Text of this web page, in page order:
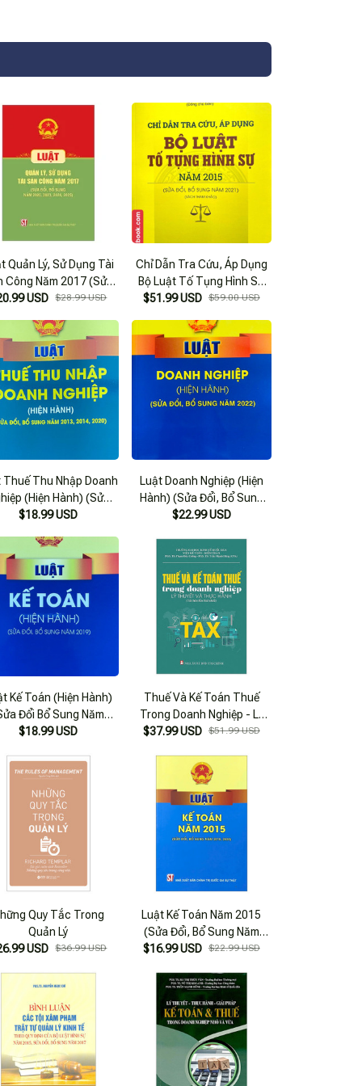
Quản Lý, Sử Dụng Tài
Công Năm 2017 (Sửa
Đổi, Bổ Sung Năm
USD $28.99 USD
Chỉ Dẫn Tra Cứu, Áp Dụng
Bộ Luật Tố Tụng Hình Sự
Năm 2015 ( Sửa Đổi, Bổ
$51.99 USD $59.00 USD
Thuế Thu Nhập Doanh
(Hiện Hành) (Sửa
Bổ Sung Năm 2013,
$18.99 USD
Luật Doanh Nghiệp (Hiện
Hành) (Sửa Đổi, Bổ Sung
Năm 2022)
$22.99 USD
Kế Toán (Hiện Hành)
Đổi Bổ Sung Năm
2019)
$18.99 USD
Thuế Và Kế Toán Thuế
Trong Doanh Nghiệp - Lý
Thuyết Và Thực Hành (Tái
$37.99 USD $51.99 USD
Quy Tắc Trong
Quản Lý
USD
$36.99 USD
Luật Kế Toán Năm 2015
(Sửa Đổi, Bổ Sung Năm
2019, 2024)
$16.99 USD $22.99 USD